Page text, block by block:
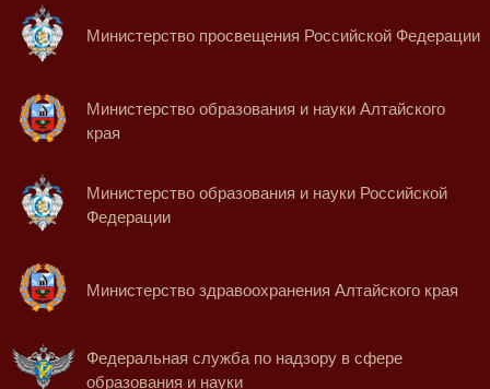
Министерство просвещения Российской Федерации
Министерство образования и науки Алтайского
края
Министерство образования и науки Российской
Федерации
Министерство здравоохранения Алтайского края
Федеральная служба по надзору в сфере
образования и науки